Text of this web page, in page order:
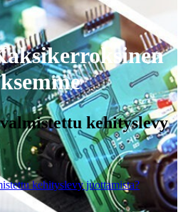
kehityslevy
kehityslevy juottamista?